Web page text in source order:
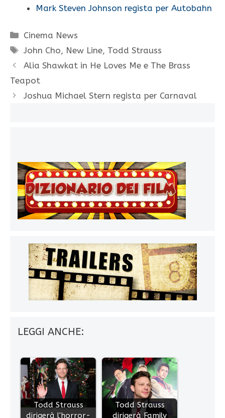
Mark Steven Johnson regista per Autobahn
Categorie
Cinema News
Tag
John Cho, New Line, Todd Strauss
Alia Shawkat in He Loves Me e The Brass
Teapot
Joshua Michael Stern regista per Carnaval
LEGGI ANCHE:
Todd Strauss
dirigerà l'horror-
Todd Strauss
dirigerà Family